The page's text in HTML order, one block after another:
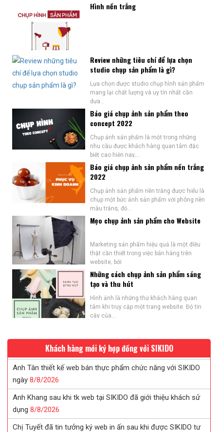
Hình nền trắng
Review những tiêu chí để lựa chọn
studio chụp sản phẩm là gì?
Lựa chọn được studio chụp hình sản phẩm
mang lại chất lượng và uy tín nhất cần
dựa...
Báo giá chụp ảnh sản phẩm theo
concept 2022
Chụp ảnh sản phẩm là một trong những
nhu cầu được khách hàng quan tâm đặc
biệt cao hiện nay,...
Báo giá chụp ảnh sản phẩm nền trắng
2022
Chụp ảnh sản phẩm nền trắng được hiểu là
chụp một bức ảnh sản phẩm với phông nền
màu trắng, độ...
Mẹo chụp ảnh sản phẩm cho Website
Marketing sản phẩm hiệu quả là một điều
thật cần thiết trong việc bán hàng trên
website, bởi
Những cách chụp ảnh sản phẩm sáng
tạo và thu hút
Hình ảnh là những thứ khách hàng quan
tâm khi truy cập một trang website. Độ tin
cậy của...
Khách hàng mới ký hợp đồng với SIKIDO
Anh Tân thiết kế web bán thực phẩm chức năng với SIKIDO
ngày 8/8/2026
Anh Khang sau khi tk web tại SIKIDO đã giới thiệu khách sử
dụng 8/8/2026
Chị Tuyết đã tin tưởng ký web in ấn sau khi được SIKIDO tư